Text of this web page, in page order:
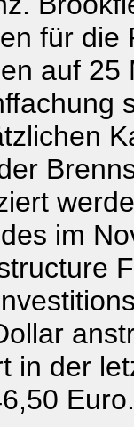
für die
auf 25
im
in der
Euro.